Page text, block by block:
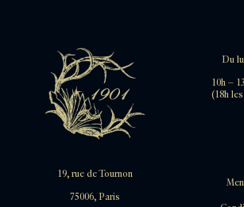
Du
10h –
(18h
19, rue de Tournon
75006, Paris